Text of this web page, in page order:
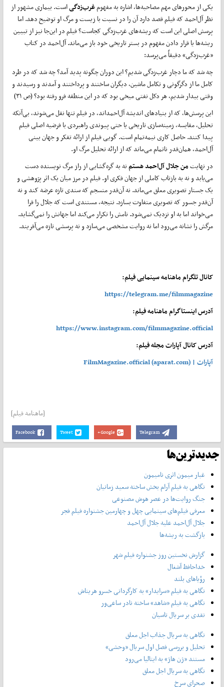
یکی از محورهای مهم مصاحبه‌ها، اشاره به مفهومغرب‌زدگیاست. بیماری مشهور از
نظر آل‌احمد که فیلم قصد دارد آن را در نسبت با زیست و مرگ او توضیح دهد. اما
پرسش اصلی این است که ریشه‌های غرب‌زدگی کجاست؟ فیلم در این‌جا نیز از تبیین
ریشه‌ها یا قرار دادن مفهوم در بستر تاریخی خود باز می‌ماند. آل‌احمد در کتاب
«غرب‌زدگی» دقیقاً می‌پرسد:
چه شد که ما دچار غرب‌زدگی شدیم؟ این دوران چگونه پدید آمد؟ چه شد که در طرد
کامل ما از دگرگونی و تکامل ماشین، دیگران ساختند و پرداختند و آمدند و رسیدند و
وقتی بیدار شدیم، هر دکل نفتی میخی بود که در این منطقه فرو رفته بود؟ (ص ۳۱)
این پرسش‌ها، که از بنیادهای اندیشه آل‌احمد‌اند، در فیلم تنها نقل می‌شوند، بی‌آنکه
تحلیل، مقایسه، زمینه‌سازی تاریخی یا حتی پیوندی راهبردی با فرضیه اصلی فیلم
پیدا کنند. حاصل کاری نیمه‌تمام است. گویی فیلم از ارائه تفکر و جهان بینی
آل‌احمد، همان‌قدر ناتمام می‌ماند که از ارائه تحلیل مرگ او.
در نهایتمن جلال آل‌احمد هستمنه به گره‌گشایی از راز مرگ نویسنده دست
می‌یابد و نه به بازتاب کاملی از جهان فکری او. فیلم در مرز میان یک اثر پژوهشی و
یک جستار تصویری معلق می‌ماند. نه آن‌قدر منسجم که سندی تازه عرضه کند و نه
آن‌قدر جسور که تصویری متفاوت بسازد. نتیجه، مستندی است که جلال را فرا
می‌خواند اما به او نزدیک نمی‌شود. نامش را تکرار می‌کند اما جهانش را نمی‌گشاید.
مرگش را نشانه می‌رود اما نه روایت مشخصی می‌سازد و نه پرسشی تازه می‌آفریند.
کانال تلگرام ماهنامه سینمایی فیلم:
https://telegram.me/filmmagazine
آدرس اینستاگرام ماهنامه فیلم:
https://www.instagram.com/filmmagazine.official
آدرس کانال آپارات مجله فیلم:
آپارات | FilmMagazine.official (aparat.com)
[ماهنامه فیلم]
Facebook Tweet Google+ Telegram
جدیدترین‌ها
غبار میمون اثری نامیمون
نگاهی به فیلم آرام بخش ساخته سعید زمانیان
جنگ روایت‌ها در عصر هوش مصنوعی
معرفی فیلم‌های سینمایی چهل‌ و چهارمین جشنواره فیلم فجر
جلال آل‌احمد علیه جلال آل‌‌احمد
بازگشت به ریشه‌ها
گزارش نخستین روز جشنواره فیلم شهر
خداحافظ آشغال
رؤیاهای بلند
نگاهی به فیلم «سرایدار» به کارگردانی خسرو هریتاش
نگاهی به فیلم «شاهد» ساخته نادر ساعی‌ور
نقدی بر سریال تاسیان
نگاهی به سریال جذاب اجل معلق
تحلیل و بررسی فصل اول سریال «وحشی»
مستند «ژن هاژ» به ایتالیا می‌رود
نگاهی به سریال اجل معلق
صحرای سرخ